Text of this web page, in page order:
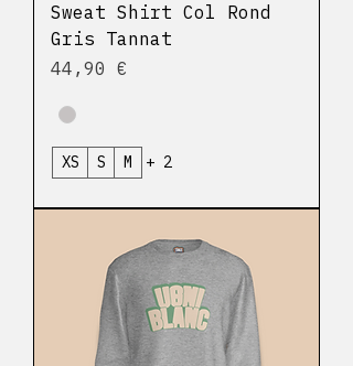
Sweat Shirt Col Rond
Gris Tannat
Prix
44,90 €
XS S M + 2